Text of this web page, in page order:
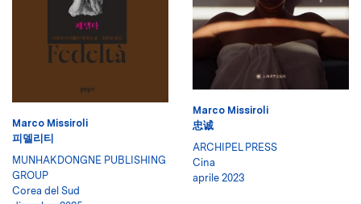
Marco Missiroli
피델리티
MUNHAKDONGNE PUBLISHING
GROUP
Corea del Sud
Marco Missiroli
忠诚
ARCHIPEL PRESS
Cina
aprile 2023